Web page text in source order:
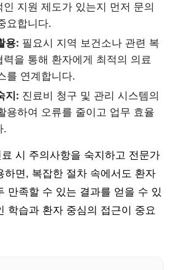
인 지원 제도가 있는지 먼저 문의
요합니다.
용: 필요시 지역 보건소나 관련 복
력을 통해 환자에게 최적의 의료
를 연계합니다.
지: 진료비 청구 및 관리 시스템의
용하여 오류를 줄이고 업무 효율
.
시 주의사항을 숙지하고 전문가
하면, 복잡한 절차 속에서도 환자
만족할 수 있는 결과를 얻을 수 있
학습과 환자 중심의 접근이 중요